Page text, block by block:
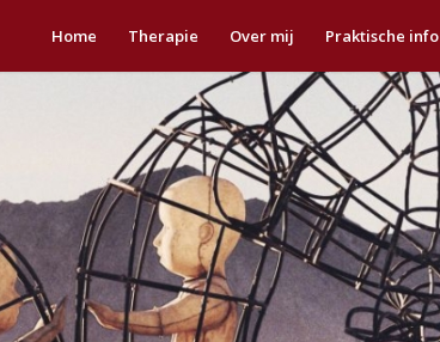
Home Therapie Over mij Praktische info